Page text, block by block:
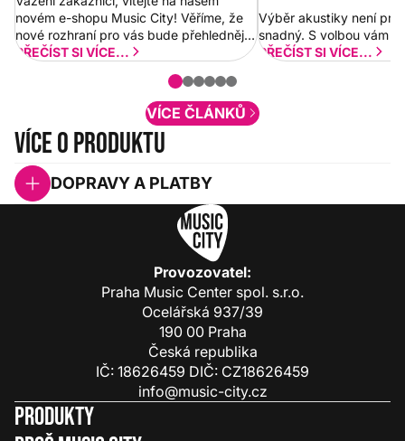
novém e-shopu Music City! Věříme, že
nové rozhraní pro vás bude přehlednější
a rychlejší. Postupně budeme přidávat
PŘEČÍST SI VÍCE...
Výběr akustiky není pro
snadný. S volbou vám
PŘEČÍST SI VÍCE...
VÍCE ČLÁNKŮ
Více o produktu
DOPRAVY A PLATBY
Provozovatel:
Praha Music Center spol. s.r.o.
Ocelářská 937/39
190 00 Praha
Česká republika
IČ: 18626459 DIČ: CZ18626459
info@music-city.cz
Produkty